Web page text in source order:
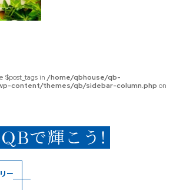
$post_tags in /home/qbhouse/qb-
content/themes/qb/sidebar-column.php on
ー